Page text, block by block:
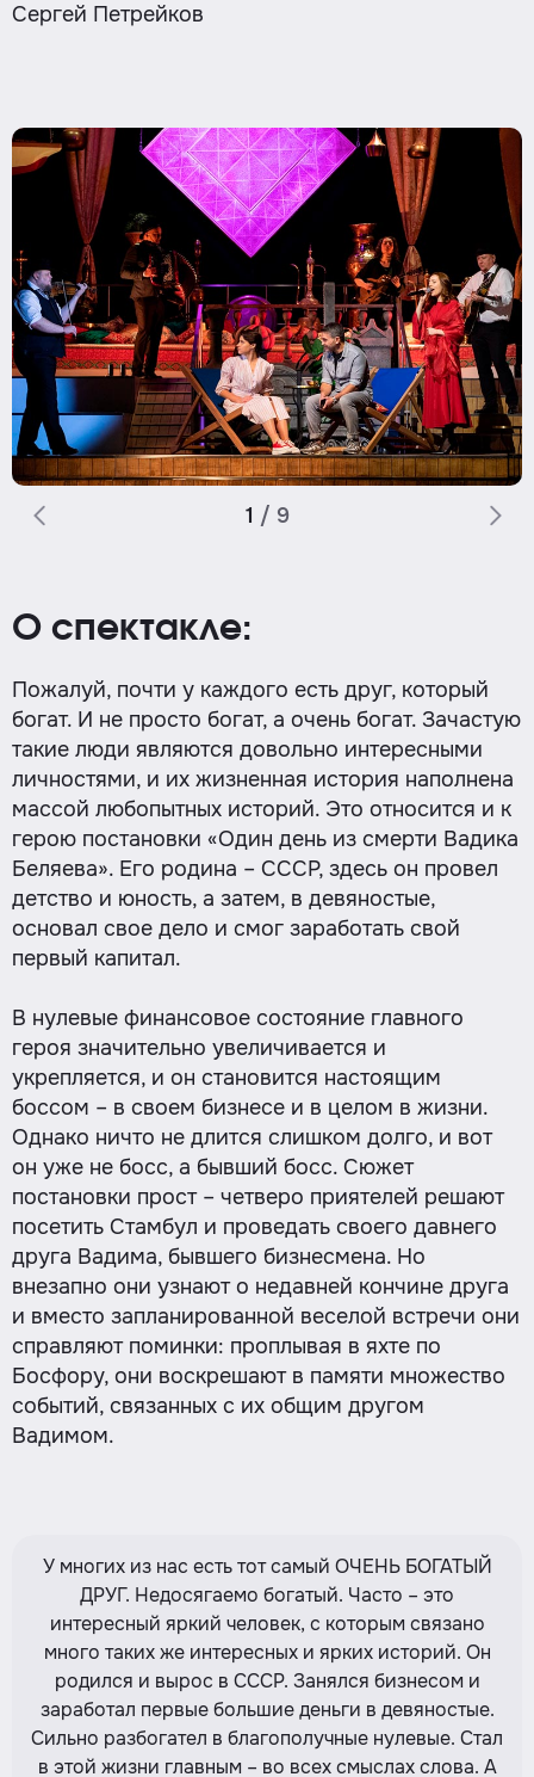
Сергей Петрейков
1 / 9
О спектакле:
Пожалуй, почти у каждого есть друг, который
богат. И не просто богат, а очень богат. Зачастую
такие люди являются довольно интересными
личностями, и их жизненная история наполнена
массой любопытных историй. Это относится и к
герою постановки «Один день из смерти Вадика
Беляева». Его родина – СССР, здесь он провел
детство и юность, а затем, в девяностые,
основал свое дело и смог заработать свой
первый капитал.
В нулевые финансовое состояние главного
героя значительно увеличивается и
укрепляется, и он становится настоящим
боссом – в своем бизнесе и в целом в жизни.
Однако ничто не длится слишком долго, и вот
он уже не босс, а бывший босс. Сюжет
постановки прост – четверо приятелей решают
посетить Стамбул и проведать своего давнего
друга Вадима, бывшего бизнесмена. Но
внезапно они узнают о недавней кончине друга
и вместо запланированной веселой встречи они
справляют поминки: проплывая в яхте по
Босфору, они воскрешают в памяти множество
событий, связанных с их общим другом
Вадимом.
У многих из нас есть тот самый ОЧЕНЬ БОГАТЫЙ
ДРУГ. Недосягаемо богатый. Часто – это
интересный яркий человек, с которым связано
много таких же интересных и ярких историй. Он
родился и вырос в СССР. Занялся бизнесом и
заработал первые большие деньги в девяностые.
Сильно разбогател в благополучные нулевые. Стал
в этой жизни главным – во всех смыслах слова. А